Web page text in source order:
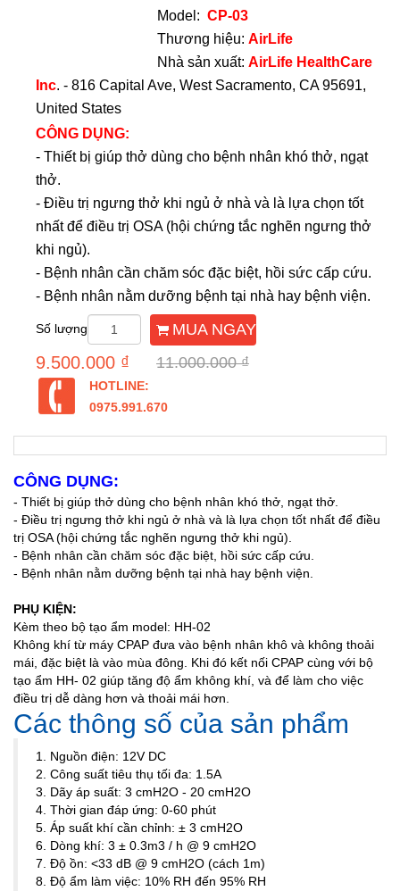
Model: CP-03
Thương hiệu: AirLife
Nhà sản xuất: AirLife HealthCare
Inc. - 816 Capital Ave, West Sacramento, CA 95691,
United States
CÔNG DỤNG:
- Thiết bị giúp thở dùng cho bệnh nhân khó thở, ngạt
thở.
- Điều trị ngưng thở khi ngủ ở nhà và là lựa chọn tốt
nhất để điều trị OSA (hội chứng tắc nghẽn ngưng thở
khi ngủ).
- Bệnh nhân cần chăm sóc đặc biệt, hồi sức cấp cứu.
- Bệnh nhân nằm dưỡng bệnh tại nhà hay bệnh viện.
Số lượng MUA NGAY
9.500.000 ₫ 11.000.000 ₫
HOTLINE:
0975.991.670
CÔNG DỤNG:
- Thiết bị giúp thở dùng cho bệnh nhân khó thở, ngạt thở.
- Điều trị ngưng thở khi ngủ ở nhà và là lựa chọn tốt nhất để điều
trị OSA (hội chứng tắc nghẽn ngưng thở khi ngủ).
- Bệnh nhân cần chăm sóc đặc biệt, hồi sức cấp cứu.
- Bệnh nhân nằm dưỡng bệnh tại nhà hay bệnh viện.
PHỤ KIỆN:
Kèm theo bộ tạo ẩm model: HH-02
Không khí từ máy CPAP đưa vào bệnh nhân khô và không thoải
mái, đặc biệt là vào mùa đông. Khi đó kết nối CPAP cùng với bộ
tạo ẩm HH- 02 giúp tăng độ ẩm không khí, và để làm cho việc
điều trị dễ dàng hơn và thoải mái hơn.
Các thông số của sản phẩm
1. Nguồn điện: 12V DC
2. Công suất tiêu thụ tối đa: 1.5A
3. Dãy áp suất: 3 cmH2O - 20 cmH2O
4. Thời gian đáp ứng: 0-60 phút
5. Áp suất khí cần chỉnh: ± 3 cmH2O
6. Dòng khí: 3 ± 0.3m3 / h @ 9 cmH2O
7. Độ ồn: <33 dB @ 9 cmH2O (cách 1m)
8. Độ ẩm làm việc: 10% RH đến 95% RH